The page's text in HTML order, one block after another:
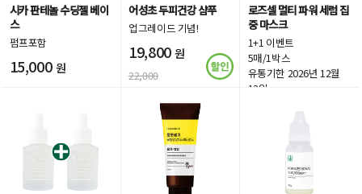
시카 판테놀 수딩젤 베이
스
펌프포함
15,000 원
어성초 두피건강 샴푸
업그레이드 기념!
19,800 원
22,000
로즈셀 멀티 파워 세럼 집
중 마스크
1+1 이벤트
5매/1박스
유통기한 2026년 12월
12일